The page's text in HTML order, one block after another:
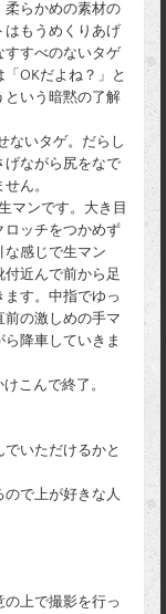
柔らかめの素材の
はもうめくりあげ
すすべのないタゲ
OKだよね？」と
という暗黙の了解
ないタゲ。だらし
げながら尻をなで
ん。
マンです。大き目
ロッチをつかめず
な感じで生マン
近んで前から足
す。中指でゆっ
前の激しめの手マ
降車していきま
こんで終了。
いただけるかと
で上が好きな人
の上で撮影を行っ